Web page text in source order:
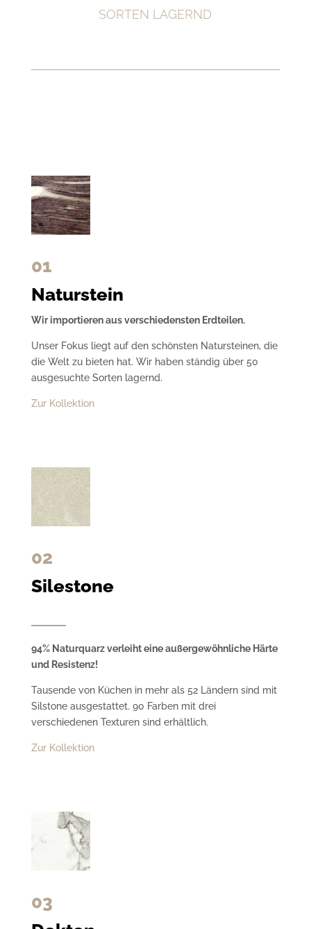
SORTEN LAGERND
01
Naturstein
Wir importieren aus verschiedensten Erdteilen.
Unser Fokus liegt auf den schönsten Natursteinen, die
die Welt zu bieten hat. Wir haben ständig über 50
ausgesuchte Sorten lagernd.
Zur Kollektion
02
Silestone
94% Naturquarz verleiht eine außergewöhnliche Härte
und Resistenz!
Tausende von Küchen in mehr als 52 Ländern sind mit
Silstone ausgestattet. 90 Farben mit drei
verschiedenen Texturen sind erhältlich.
Zur Kollektion
03